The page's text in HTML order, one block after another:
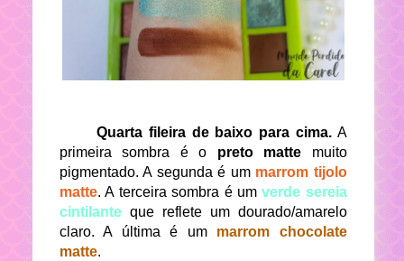
Quarta fileira de baixo para cima. A
primeira sombra é o preto matte muito
pigmentado. A segunda é um marrom tijolo
matte. A terceira sombra é umverde sereia
cintilanteque reflete um dourado/amarelo
claro. A última é um marrom chocolate
matte.